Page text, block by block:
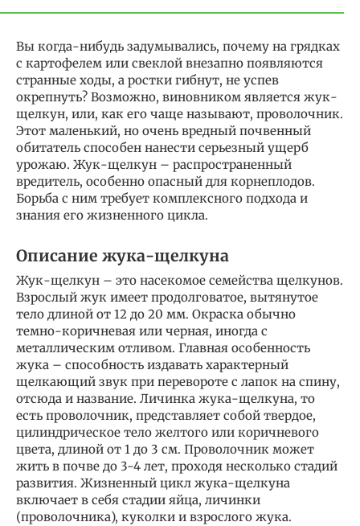
Вы когда-нибудь задумывались, почему на грядках
с картофелем или свеклой внезапно появляются
странные ходы, а ростки гибнут, не успев
окрепнуть? Возможно, виновником является жук-
щелкун, или, как его чаще называют, проволочник.
Этот маленький, но очень вредный почвенный
обитатель способен нанести серьезный ущерб
урожаю. Жук-щелкун – распространенный
вредитель, особенно опасный для корнеплодов.
Борьба с ним требует комплексного подхода и
знания его жизненного цикла.
Описание жука-щелкуна
Жук-щелкун – это насекомое семейства щелкунов.
Взрослый жук имеет продолговатое, вытянутое
тело длиной от 12 до 20 мм. Окраска обычно
темно-коричневая или черная, иногда с
металлическим отливом. Главная особенность
жука – способность издавать характерный
щелкающий звук при перевороте с лапок на спину,
отсюда и название. Личинка жука-щелкуна, то
есть проволочник, представляет собой твердое,
цилиндрическое тело желтого или коричневого
цвета, длиной от 1 до 3 см. Проволочник может
жить в почве до 3-4 лет, проходя несколько стадий
развития. Жизненный цикл жука-щелкуна
включает в себя стадии яйца, личинки
(проволочника), куколки и взрослого жука.